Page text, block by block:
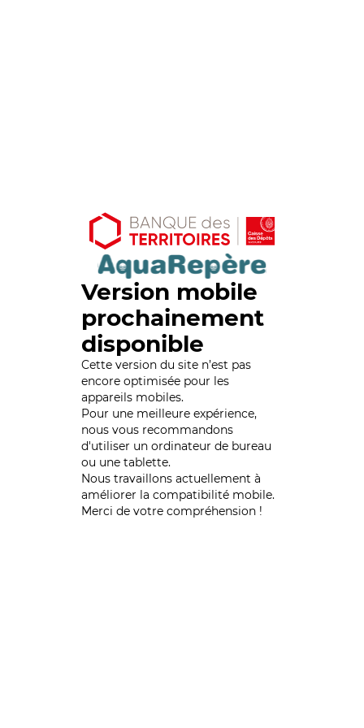
Version mobile
prochainement
disponible
Cette version du site n’est pas
encore optimisée pour les
appareils mobiles.
Pour une meilleure expérience,
nous vous recommandons
d'utiliser un ordinateur de bureau
ou une tablette.
Nous travaillons actuellement à
améliorer la compatibilité mobile.
Merci de votre compréhension !